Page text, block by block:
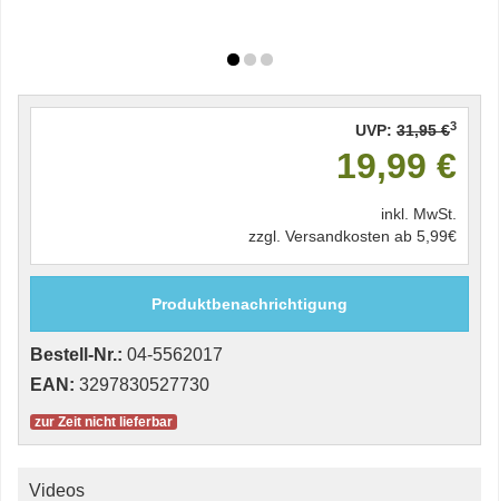
UVP: 31,95 €3
19,99 €
inkl. MwSt.
zzgl. Versandkosten ab 5,99€
Produktbenachrichtigung
Bestell-Nr.: 04-5562017
EAN: 3297830527730
zur Zeit nicht lieferbar
Videos